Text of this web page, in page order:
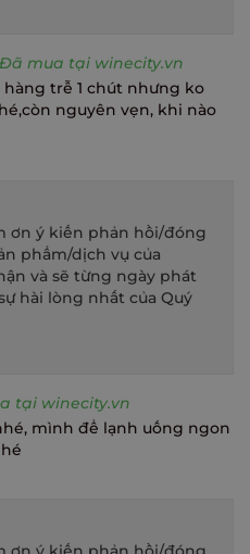
Đã mua tại winecity.vn
trễ 1 chút nhưng ko
nguyên vẹn, khi nào
ơn ý kiến phản hồi/đóng
phẩm/dịch vụ của
và sẽ từng ngày phát
hài lòng nhất của Quý
tại winecity.vn
mình để lạnh uống ngon